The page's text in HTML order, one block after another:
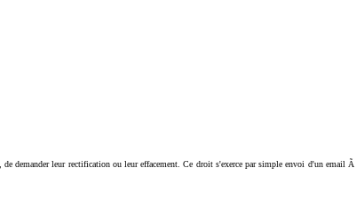
leur rectification ou leur effacement. Ce droit s'exerce par simple envoi d'un email Ã